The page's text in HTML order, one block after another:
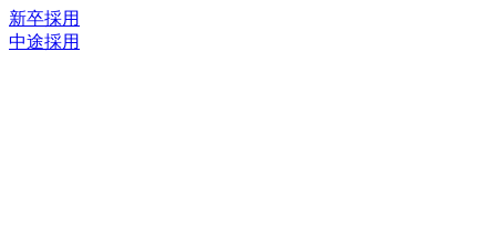
新卒採用
中途採用